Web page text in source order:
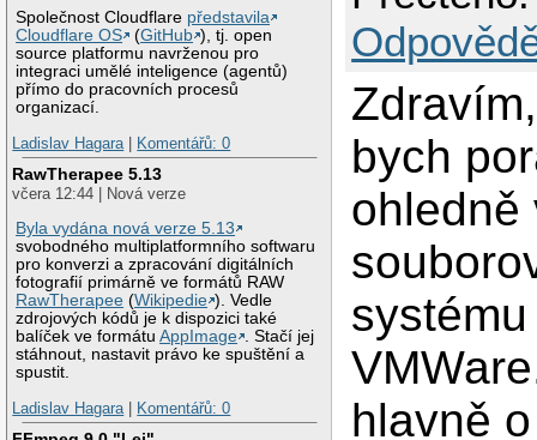
Společnost Cloudflare představila
Cloudflare OS
(GitHub ), tj. open
source platformu navrženou pro
integraci umělé inteligence (agentů)
přímo do pracovních procesů
organizací.
Ladislav Hagara
Komentářů: 0
RawTherapee 5.13
včera 12:44 | Nová verze
Byla vydána nová verze 5.13
svobodného multiplatformního softwaru
pro konverzi a zpracování digitálních
fotografií primárně ve formátů RAW
RawTherapee (Wikipedie ). Vedle
zdrojových kódů je k dispozici také
balíček ve formátuAppImage . Stačí jej
stáhnout, nastavit právo ke spuštění a
spustit.
Ladislav Hagara
Komentářů: 0
bych
ohledně
hlavně